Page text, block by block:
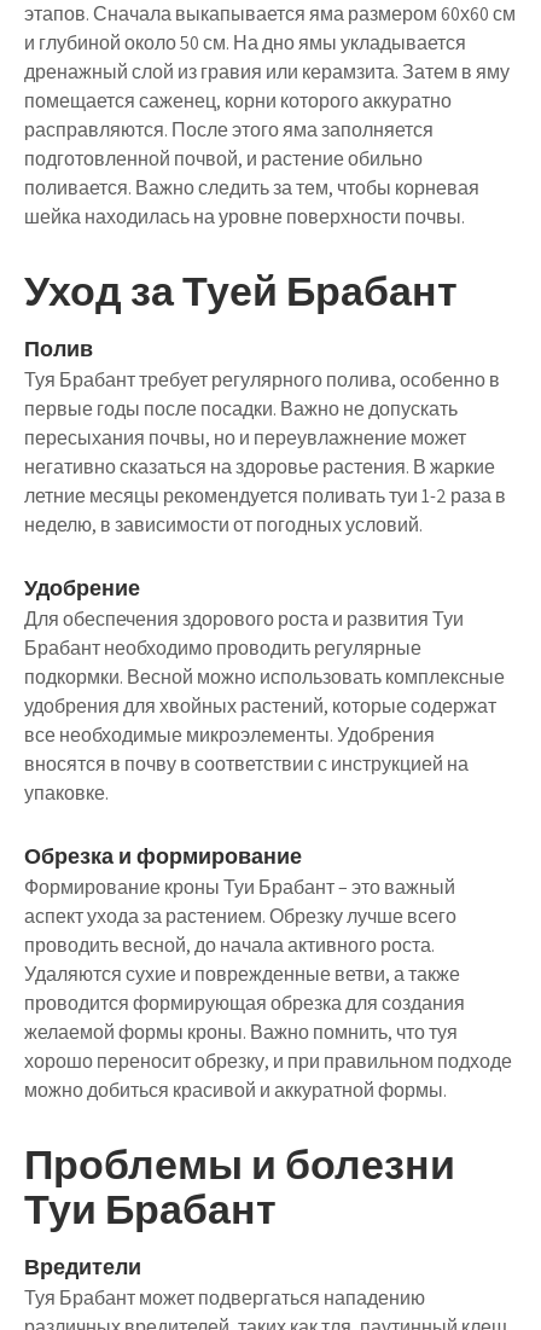
этапов. Сначала выкапывается яма размером 60х60 см
и глубиной около 50 см. На дно ямы укладывается
дренажный слой из гравия или керамзита. Затем в яму
помещается саженец, корни которого аккуратно
расправляются. После этого яма заполняется
подготовленной почвой, и растение обильно
поливается. Важно следить за тем, чтобы корневая
шейка находилась на уровне поверхности почвы.
Уход за Туей Брабант
Полив
Туя Брабант требует регулярного полива, особенно в
первые годы после посадки. Важно не допускать
пересыхания почвы, но и переувлажнение может
негативно сказаться на здоровье растения. В жаркие
летние месяцы рекомендуется поливать туи 1-2 раза в
неделю, в зависимости от погодных условий.
Удобрение
Для обеспечения здорового роста и развития Туи
Брабант необходимо проводить регулярные
подкормки. Весной можно использовать комплексные
удобрения для хвойных растений, которые содержат
все необходимые микроэлементы. Удобрения
вносятся в почву в соответствии с инструкцией на
упаковке.
Обрезка и формирование
Формирование кроны Туи Брабант – это важный
аспект ухода за растением. Обрезку лучше всего
проводить весной, до начала активного роста.
Удаляются сухие и поврежденные ветви, а также
проводится формирующая обрезка для создания
желаемой формы кроны. Важно помнить, что туя
хорошо переносит обрезку, и при правильном подходе
можно добиться красивой и аккуратной формы.
Проблемы и болезни
Туи Брабант
Вредители
Туя Брабант может подвергаться нападению